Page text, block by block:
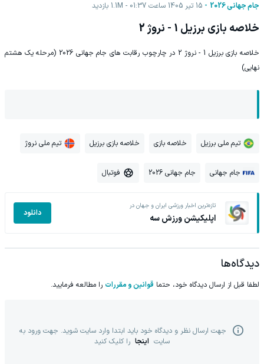
جام جهانی 2026 15 تیر 1405 ساعت 01:37 1.1M بازدید
خلاصه بازی برزیل 1 - نروژ 2
خلاصه بازی برزیل 1 - نروژ 2 در چارچوب رقابت های جام جهانی 2026 (مرحله یک هشتم
نهایی)
تیم ملی برزیل خلاصه بازی خلاصه بازی برزیل تیم ملی نروژ
جام جهانی جام جهانی 2026 فوتبال
تازه‌ترین اخبار ورزشی ایران و جهان در
اپلیکیشن ورزش سه دانلود
دیدگاه‌ها
لطفا قبل از ارسال دیدگاه خود، حتما قوانین و مقررات را مطالعه فرمایید.
جهت ارسال نظر و دیدگاه خود باید ابتدا وارد سایت شوید. جهت ورود به
سایت اینجا را کلیک کنید